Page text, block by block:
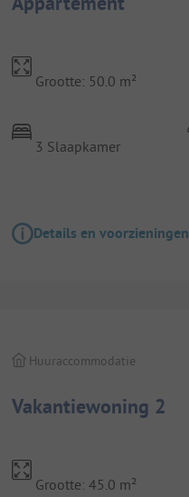
Grootte: 50.0 m²
3 Slaapkamer
Details en voorzieningen
Vakantiewoning 2
Huuraccommodatie
Grootte: 45.0 m²